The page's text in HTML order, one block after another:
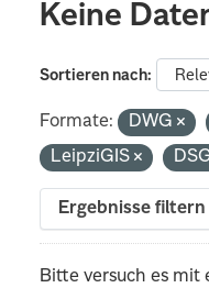
Keine
Sortieren nach
Formate: DWG
LeipziGIS
Ergebnisse filtern
Bitte versuch es mit